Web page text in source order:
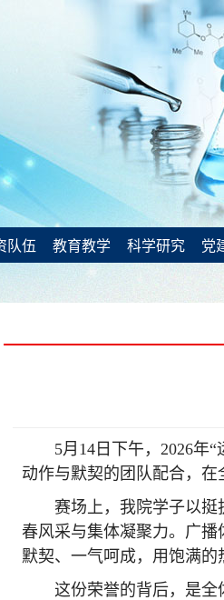
队伍 教育教学 科学研究 党
5月14日下午，2026年
动作与默契的团队配合，
赛场上，我院学子以
春风采与集体凝聚力。广
默契、一气呵成，用饱满
这份荣誉的背后，是